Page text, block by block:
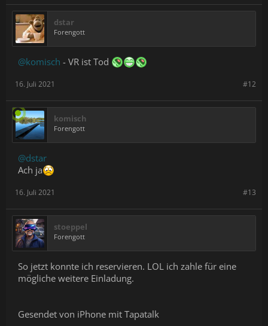
dstar
Forengott
@komisch - VR ist Tod
#12
16. Juli 2021
komisch
Forengott
@dstar
Ach ja
#13
16. Juli 2021
stoeppel
Forengott
So jetzt konnte ich reservieren. LOL ich zahle für eine
mögliche weitere Einladung.
Gesendet von iPhone mit Tapatalk